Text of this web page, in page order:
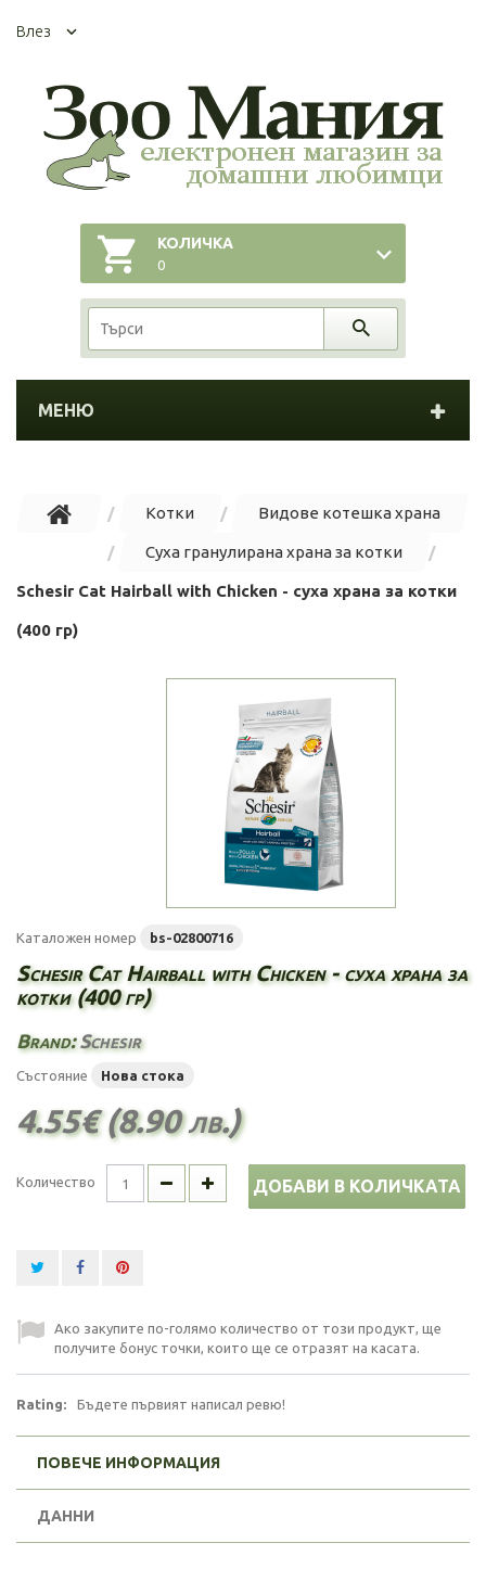
Влез
КОЛИЧКА
0
МЕНЮ
Котки Видове котешка храна
Суха гранулирана храна за котки
Schesir Cat Hairball with Chicken - суха храна за котки
(400 гр)
Каталожен номер bs-02800716
Schesir Cat Hairball with Chicken - суха храна за
котки (400 гр)
Brand:Schesir
Състояние Нова стока
4.55€ (8.90 лв.)
Количество ДОБАВИ В КОЛИЧКАТА
Ако закупите по-голямо количество от този продукт, ще
получите бонус точки, които ще се отразят на касата.
Rating: Бъдете първият написал ревю!
ПОВЕЧЕ ИНФОРМАЦИЯ
ДАННИ